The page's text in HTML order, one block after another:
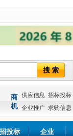
搜 索
商
机
供应信息 招标投标
企业推广 求购信息
招投标 企业